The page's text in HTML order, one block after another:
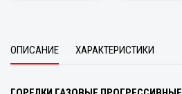
ОПИСАНИЕ ХАРАКТЕРИСТИКИ